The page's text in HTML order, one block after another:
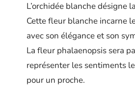
L’orchidée blanche désigne
Cette fleur blanche incarne
avec son élégance et son
La fleur phalaenopsis sera
représenter les sentiments
pour un proche.